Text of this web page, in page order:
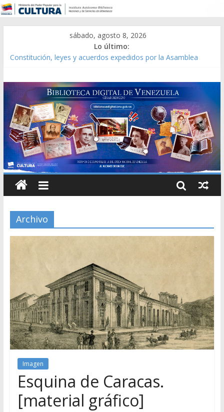
sábado, agosto 8, 2026
Lo último:
Catálogo temático de obras de Modesta Bor
Constitución, leyes y acuerdos expedidos por la Asamblea
Una Parálisis [material gráfico]
Modesta Bor Sánchez [material gráfico]
Gaceta Oficial de la República de Venezuela año CXXXIII Mes V,
Caracas 09 de marzo de 2006 N° 38.394
Archivo
Imagen
Esquina de Caracas.
[material gráfico]